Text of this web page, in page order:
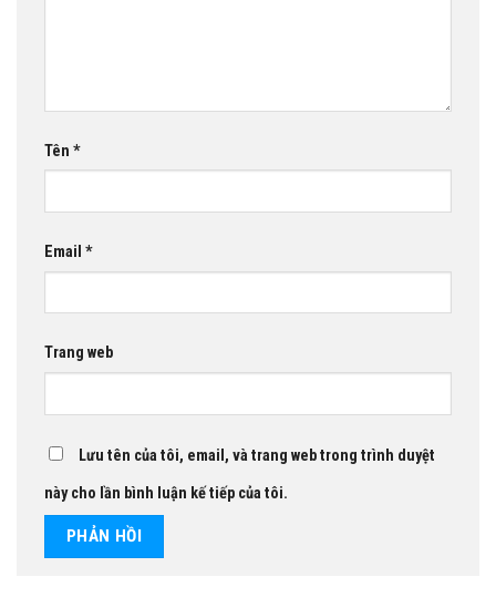
Tên *
Email *
Trang web
Lưu tên của tôi, email, và trang web trong trình duyệt
này cho lần bình luận kế tiếp của tôi.